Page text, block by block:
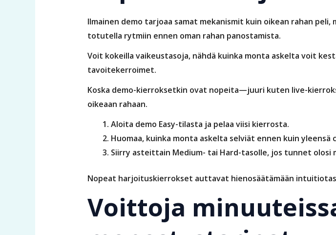
Ilmainen demo tarjoaa samat mekanismit kuin oikean rahan
totutella rytmiin ennen oman rahan panostamista.
Voit kokeilla vaikeustasoja, nähdä kuinka monta askelta voit
tavoitekerroimet.
Koska demo-kierroksetkin ovat nopeita—juuri kuten live-
oikeaan rahaan.
Aloita demo Easy-tilasta ja pelaa viisi kierrosta.
Huomaa, kuinka monta askelta selviät ennen kuin yleensä
Siirry asteittain Medium- tai Hard-tasolle, jos tunnet olosi
Nopeat harjoituskierrokset auttavat hienosäätämään
Voittoja